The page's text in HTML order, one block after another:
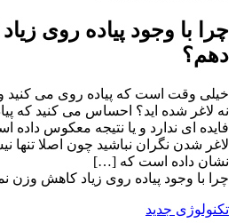
چرا با وجود پیاده روی
دهم؟
خیلی وقت است که پیاده روی می کنید
نه لاغر شده اید؟ احساس می کنید که
فایده ای ندارد و یا نتیجه معکوس داده
لاغر شدن نگران نباشید چون اصلا تنها
نشان داده است که […]
چرا با وجود پیاده روی زیاد کاهش وزن
تکنولوژی جدید